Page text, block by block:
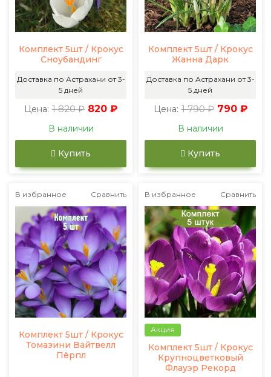
Комплект 5шт / Крокус
Сноубандинг
Доставка по Астрахани от 3-
5 дней
Цена: 1 820 ₽ 820 ₽
В наличии
Купить
Комплект 5шт / Крокус
Жанна Дарк
Доставка по Астрахани от 3-
5 дней
Цена: 1 790 ₽ 790 ₽
В наличии
Купить
В избранное Сравнить
Комплект 5шт / Крокус
Томазини Вайтвелл
Пёрпл
В избранное Сравнить
Акция
Комплект 5шт / Крокус
Крупноцветковый
Флауэр Рекорд